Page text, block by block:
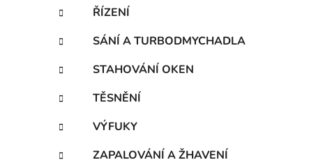
ŘÍZENÍ
SÁNÍ A TURBODMYCHADLA
STAHOVÁNÍ OKEN
TĚSNĚNÍ
VÝFUKY
ZAPALOVÁNÍ A ŽHAVENÍ